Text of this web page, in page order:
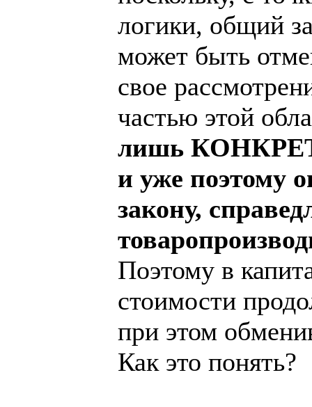
логики, общий
может быть
свое
частью этой
лишь
и уже поэтому
закону,
Поэтому в
стоимости
при этом
Как это понять?